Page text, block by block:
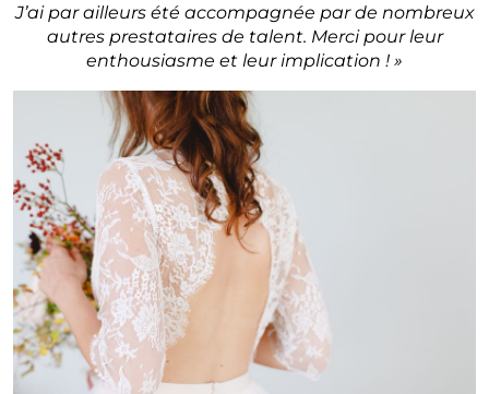
J’ai par ailleurs été accompagnée par de nombreux
autres prestataires de talent. Merci pour leur
enthousiasme et leur implication ! »